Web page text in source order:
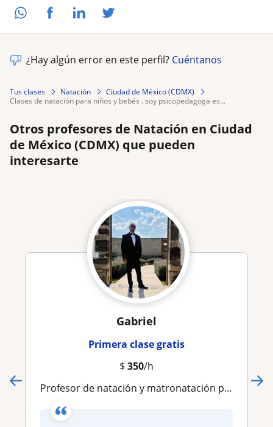
¿Hay algún error en este perfil? Cuéntanos
Tus clases Natación
Ciudad de México (CDMX)
clases de natación para niños y bebés . soy psicopedagoga es...
Otros profesores de Natación en Ciudad
de México (CDMX) que pueden
interesarte
Gabriel
Primera clase gratis
$ 350/h
Profesor de natación y matronatación para toda la familia